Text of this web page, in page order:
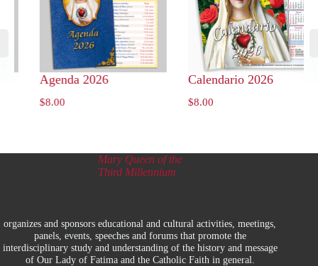
Agenda 2026
8.00
Calendario 2026
8.00
Mary Queen of the
Third Millennium
organizes and sponsors educational and cultural activities, meetings,
panels, events, speeches and forums that promote the
interdisciplinary study and understanding of the history and message
of Our Lady of Fatima and the Catholic Faith in general.